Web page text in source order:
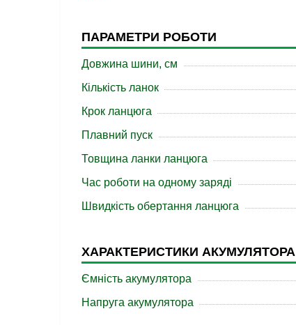
ПАРАМЕТРИ РОБОТИ
Довжина шини, см
Кількість ланок
Крок ланцюга
Плавний пуск
Товщина ланки ланцюга
Час роботи на одному заряді
Швидкість обертання ланцюга
ХАРАКТЕРИСТИКИ АКУМУЛЯТОРА
Ємність акумулятора
Напруга акумулятора